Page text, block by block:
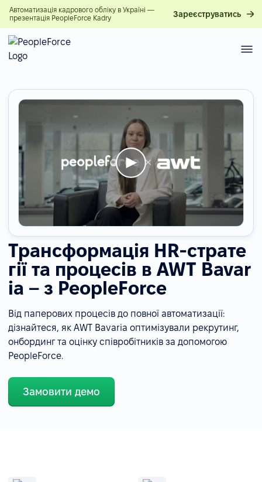
Автоматизація кадрового обліку в Україні —
презентація PeopleForce Kadry
Зареєструватись
Трансформація HR-страте
гії та процесів в AWT Bavar
ia – з PeopleForce
Від паперових процесів до повної автоматизації:
дізнайтеся, як AWT Bavaria оптимізували рекрутинг,
онбординг та оцінку співробітників за допомогою
PeopleForce.
Замовити демо